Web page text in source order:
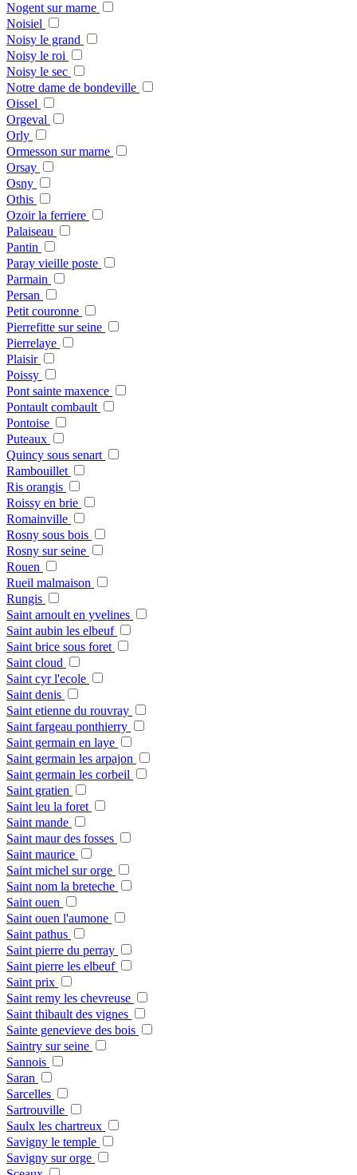
Nogent sur marne
Noisiel
Noisy le grand
Noisy le roi
Noisy le sec
Notre dame de bondeville
Oissel
Orgeval
Orly
Ormesson sur marne
Orsay
Osny
Othis
Ozoir la ferriere
Palaiseau
Pantin
Paray vieille poste
Parmain
Persan
Petit couronne
Pierrefitte sur seine
Pierrelaye
Plaisir
Poissy
Pont sainte maxence
Pontault combault
Pontoise
Puteaux
Quincy sous senart
Rambouillet
Ris orangis
Roissy en brie
Romainville
Rosny sous bois
Rosny sur seine
Rouen
Rueil malmaison
Rungis
Saint arnoult en yvelines
Saint aubin les elbeuf
Saint brice sous foret
Saint cloud
Saint cyr l'ecole
Saint denis
Saint etienne du rouvray
Saint fargeau ponthierry
Saint germain en laye
Saint germain les arpajon
Saint germain les corbeil
Saint gratien
Saint leu la foret
Saint mande
Saint maur des fosses
Saint maurice
Saint michel sur orge
Saint nom la breteche
Saint ouen
Saint ouen l'aumone
Saint pathus
Saint pierre du perray
Saint pierre les elbeuf
Saint prix
Saint remy les chevreuse
Saint thibault des vignes
Sainte genevieve des bois
Saintry sur seine
Sannois
Saran
Sarcelles
Sartrouville
Saulx les chartreux
Savigny le temple
Savigny sur orge